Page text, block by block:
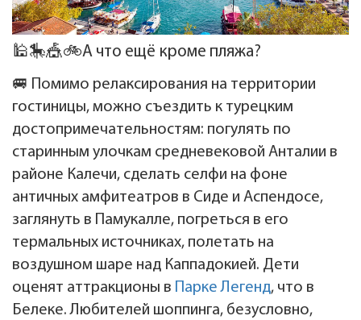
🕌🎠🎪🚲А что ещё кроме пляжа?
🚐 Помимо релаксирования на территории
гостиницы, можно съездить к турецким
достопримечательностям: погулять по
старинным улочкам средневековой Анталии в
районе Калечи, сделать селфи на фоне
античных амфитеатров в Сиде и Аспендосе,
заглянуть в Памукалле, погреться в его
термальных источниках, полетать на
воздушном шаре над Каппадокией. Дети
оценят аттракционы в Парке Легенд, что в
Белеке. Любителей шоппинга, безусловно,